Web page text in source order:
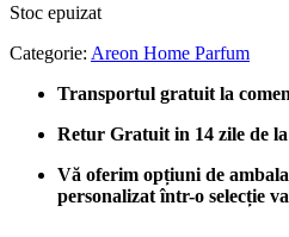
Stoc epuizat
Categorie: Areon Home Parfum
Transportul gratuit la
Retur Gratuit in 14 zile de
Vă oferim opțiuni de
personalizat într-o selecție